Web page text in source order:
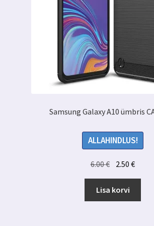
Samsung Galaxy A10 ümbris
ALLAHINDLUS!
6.00€ Algne
oli:
6.00 €.
2.50€
2.50 €.
Lisa korvi